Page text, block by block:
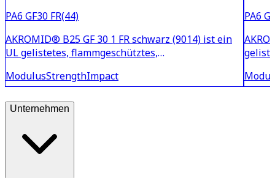
PA6 GF30 FR(44)
AKROMID® B25 GF 30 1 FR schwarz (9014) ist ein
UL gelistetes, flammgeschütztes,
PA6. Das Material basiert auf einem
Halogenen, Melamin, Zinkborat und PF
ModulusStrengthImpact
PA6
blau,
Unternehmen